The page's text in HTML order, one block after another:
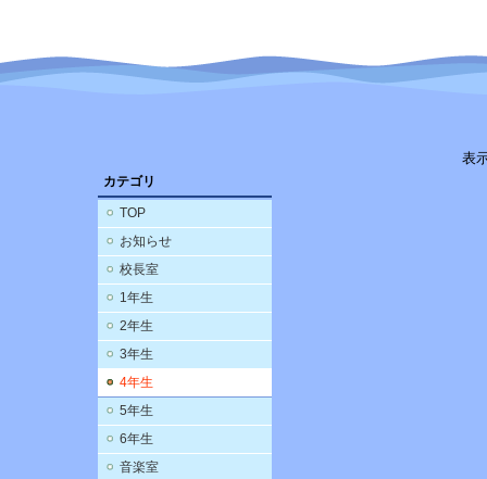
カテゴリ
TOP
お知らせ
校長室
1年生
2年生
3年生
4年生
5年生
6年生
音楽室
表